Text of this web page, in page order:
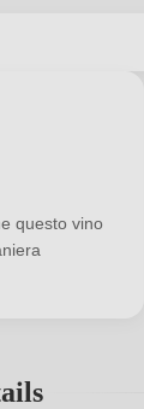
von 5 von 5
questo vino